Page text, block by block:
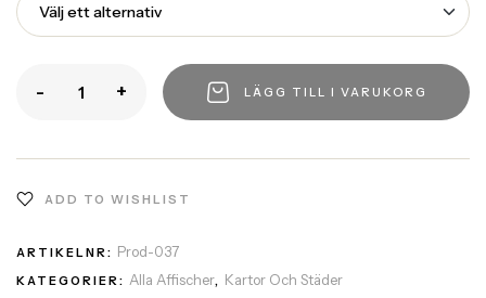
- + LÄGG TILL I VARUKORG
ADD TO WISHLIST
ARTIKELNR: Prod-037
KATEGORIER: Alla Affischer, Kartor Och Städer